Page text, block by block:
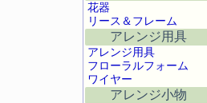
花器
リース＆フレーム
アレンジ用具
アレンジ用具
フローラルフォーム
ワイヤー
アレンジ小物